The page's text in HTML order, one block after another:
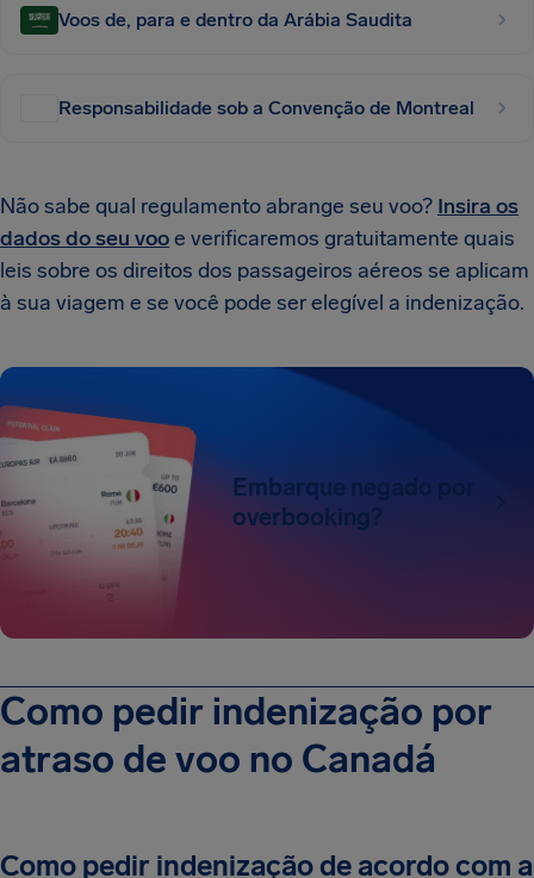
Voos de, para e dentro da Arábia Saudita
Responsabilidade sob a Convenção de Montreal
Não sabe qual regulamento abrange seu voo? Insira os
dados do seu vooe verificaremos gratuitamente quais
leis sobre os direitos dos passageiros aéreos se aplicam
à sua viagem e se você pode ser elegível a indenização.
Embarque negado por
overbooking?
Como pedir indenização por
atraso de voo no Canadá
Como pedir indenização de acordo com a